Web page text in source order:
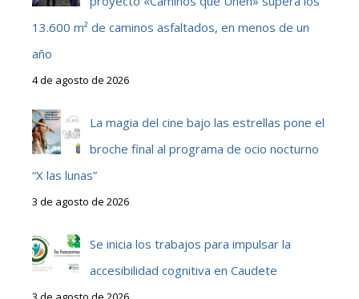
13.600 m² de caminos asfaltados, en menos de un
año
4 de agosto de 2026
La magia del cine bajo las estrellas pone el
broche final al programa de ocio nocturno
“X las lunas”
3 de agosto de 2026
Se inicia los trabajos para impulsar la
accesibilidad cognitiva en Caudete